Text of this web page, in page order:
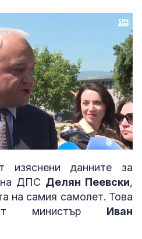
Loaded :
100.00%
изяснени данните за
на ДПС Делян Пеевски,
на самия самолет. Това
министър Иван